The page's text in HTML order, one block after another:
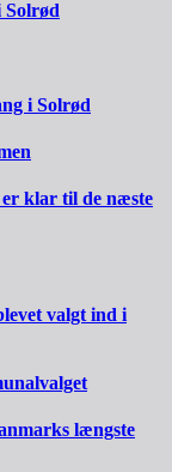
i Solrød
er klar til de næste
valgt ind i
længste